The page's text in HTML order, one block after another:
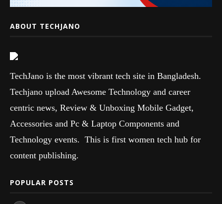
ABOUT TECHJANO
TechJano is the most vibrant tech site in Bangladesh.
Techjano upload Awesome Technology and career
centric news, Review & Unboxing Mobile Gadget,
Accessories and Pc & Laptop Components and
Technology events. This is first women tech hub for
content publishing.
POPULAR POSTS